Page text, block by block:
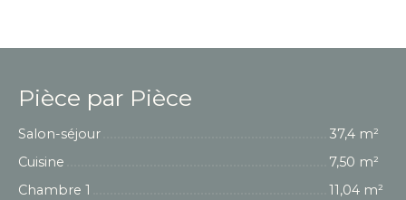
Pièce par Pièce
Salon-séjour
37,4 m²
Cuisine
7,50 m²
Chambre 1
11,04 m²